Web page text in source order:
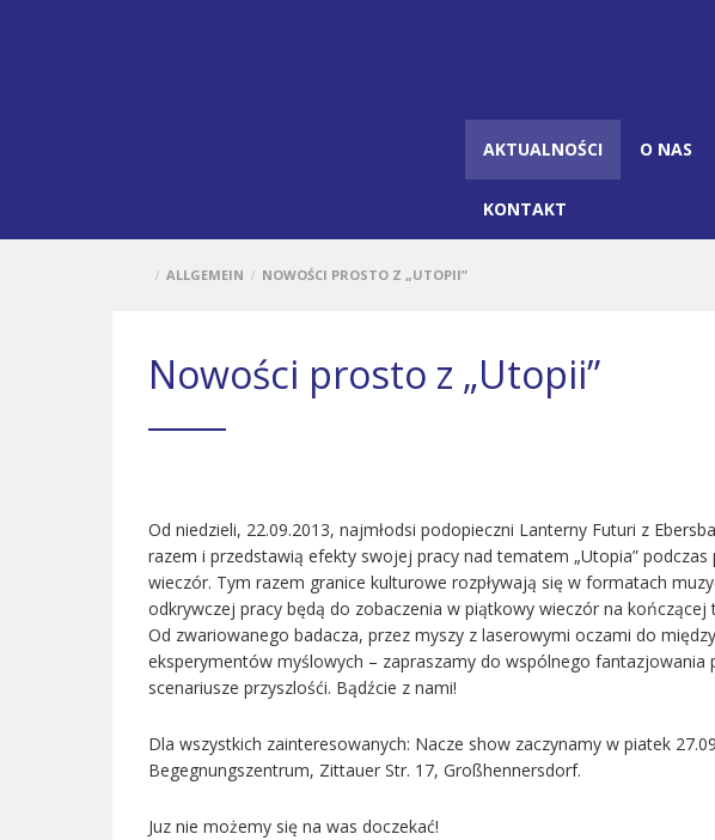
AKTUALNOŚCI O NAS
KONTAKT
/ ALLGEMEIN / NOWOŚCI PROSTO Z „UTOPII”
Nowości prosto z „Utopii”
Od niedzieli, 22.09.2013, najmłodsi podopieczni Lanterny Futuri z
razem i przedstawią efekty swojej pracy nad tematem „Utopia”
wieczór. Tym razem granice kulturowe rozpływają się w formatach
odkrywczej pracy będą do zobaczenia w piątkowy wieczór na kończącej
Od zwariowanego badacza, przez myszy z laserowymi oczami do
eksperymentów myślowych – zapraszamy do wspólnego fantazjowania
scenariusze przyszlośći. Bądźcie z nami!
Dla wszystkich zainteresowanych: Nacze show zaczynamy w piatek
Begegnungszentrum, Zittauer Str. 17, Großhennersdorf.
Juz nie możemy się na was doczekać!